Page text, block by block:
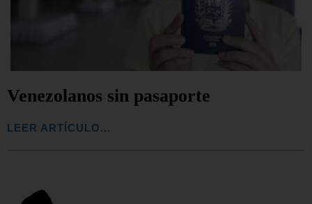
Venezolanos sin pasaporte
LEER ARTÍCULO...